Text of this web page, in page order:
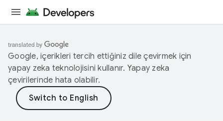
Google, içerikleri tercih ettiğiniz dile çevirmek için
yapay zeka teknolojisini kullanır. Yapay zeka
çevirilerinde hata olabilir.